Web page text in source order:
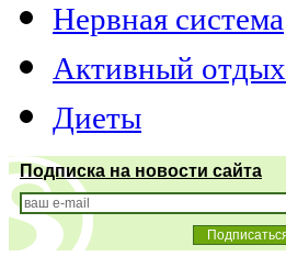
Нервная система
Активный отдых
Диеты
Подписка на новости сайта